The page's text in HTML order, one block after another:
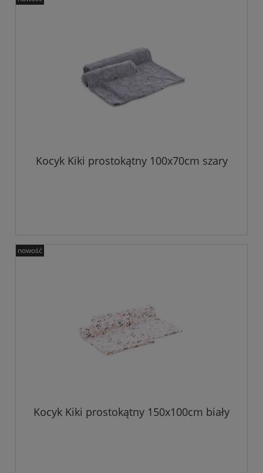
Kocyk Kiki prostokątny 100x70cm szary
Kocyk Kiki prostokątny 150x100cm biały
nowość